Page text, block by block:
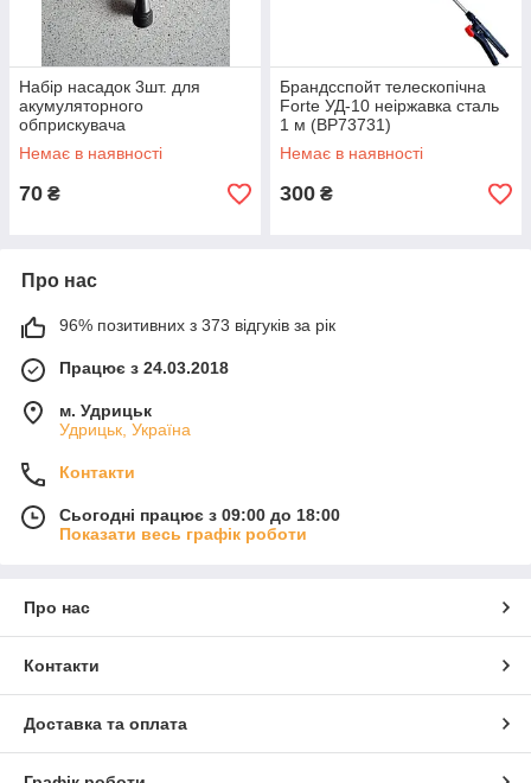
Набір насадок 3шт. для
акумуляторного
обприскувача
Немає в наявності
70 ₴
Брандсспойт телескопічна
Forte УД-10 неіржавка сталь
1 м (BP73731)
Немає в наявності
300 ₴
Про нас
96% позитивних з 373 відгуків за рік
Працює з 24.03.2018
м. Удрицьк
Удрицьк, Україна
Контакти
Сьогодні працює з 09:00 до 18:00
Показати весь графік роботи
Про нас
Контакти
Доставка та оплата